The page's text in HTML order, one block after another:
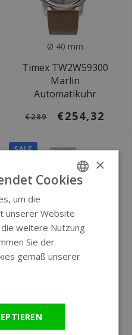
Ø 40 mm
Timex TW2W59300
Marlin
Automatikuhr
€289 €254,32
SALE
Q Falcon Eye Uhr
€259 €227,92
GERMAN
×
Cookies
um die
unserer Website
weitere Nutzung
Sie der
gemäß unserer